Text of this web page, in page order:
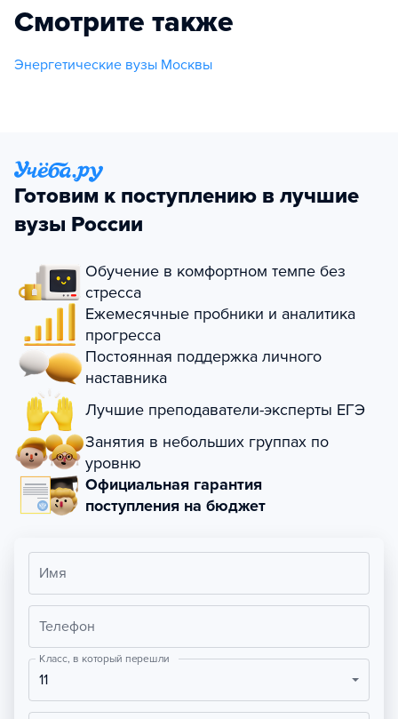
Смотрите также
Энергетические вузы Москвы
Готовим к поступлению в лучшие
вузы России
Обучение в комфортном темпе без
стресса
Ежемесячные пробники и аналитика
прогресса
Постоянная поддержка личного
наставника
Лучшие преподаватели-эксперты ЕГЭ
Занятия в небольших группах по
уровню
Официальная гарантия
поступления на бюджет
Имя
Телефон
Класс, в который перешли
11